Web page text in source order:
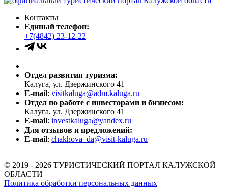
Контакты
Единый телефон:
+7(4842) 23-12-22
Отдел развития туризма:
Калуга, ул. Дзержинского 41
E-mail: visitkaluga@adm.kaluga.ru
Отдел по работе с инвесторами и бизнесом:
Калуга, ул. Дзержинского 41
E-mail: investkaluga@yandex.ru
Для отзывов и предложений:
E-mail: chakhova_da@visit-kaluga.ru
© 2019 - 2026 ТУРИСТИЧЕСКИЙ ПОРТАЛ КАЛУЖСКОЙ
ОБЛАСТИ
Политика обработки персональных данных